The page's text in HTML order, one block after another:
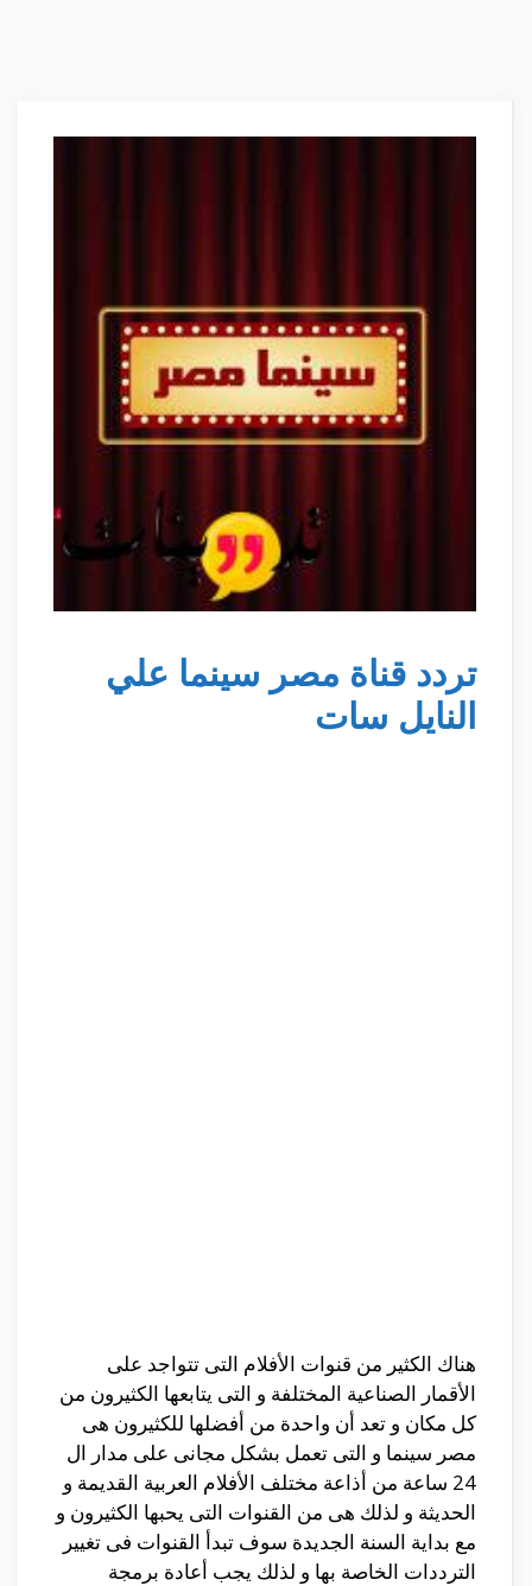
تردد قناة مصر سينما علي
النايل سات
هناك الكثير من قنوات الأفلام التى تتواجد على
الأقمار الصناعية المختلفة و التى يتابعها الكثيرون من
كل مكان و تعد أن واحدة من أفضلها للكثيرون هى
مصر سينما و التى تعمل بشكل مجانى على مدار ال
24 ساعة من أذاعة مختلف الأفلام العربية القديمة و
الحديثة و لذلك هى من القنوات التى يحبها الكثيرون و
مع بداية السنة الجديدة سوف تبدأ القنوات فى تغيير
الترددات الخاصة بها و لذلك يجب أعادة برمجة